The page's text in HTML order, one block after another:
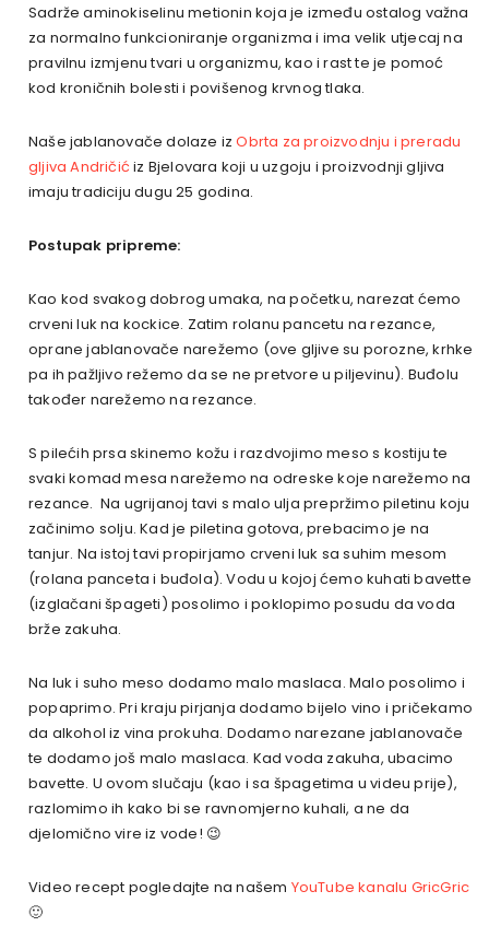
Sadrže aminokiselinu metionin koja je između ostalog važna
za normalno funkcioniranje organizma i ima velik utjecaj na
pravilnu izmjenu tvari u organizmu, kao i rast te je pomoć
kod kroničnih bolesti i povišenog krvnog tlaka.
Naše jablanovače dolaze izObrta za proizvodnju i preradu
gljiva Andričić iz Bjelovara koji u uzgoju i proizvodnji gljiva
imaju tradiciju dugu 25 godina.
Postupak pripreme:
Kao kod svakog dobrog umaka, na početku, narezat ćemo
crveni luk na kockice. Zatim rolanu pancetu na rezance,
oprane jablanovače narežemo (ove gljive su porozne, krhke
pa ih pažljivo režemo da se ne pretvore u piljevinu). Buđolu
također narežemo na rezance.
S pilećih prsa skinemo kožu i razdvojimo meso s kostiju te
svaki komad mesa narežemo na odreske koje narežemo na
rezance. Na ugrijanoj tavi s malo ulja prepržimo piletinu koju
začinimo solju. Kad je piletina gotova, prebacimo je na
tanjur. Na istoj tavi propirjamo crveni luk sa suhim mesom
(rolana panceta i buđola). Vodu u kojoj ćemo kuhati bavette
(izglačani špageti) posolimo i poklopimo posudu da voda
brže zakuha.
Na luk i suho meso dodamo malo maslaca. Malo posolimo i
popaprimo. Pri kraju pirjanja dodamo bijelo vino i pričekamo
da alkohol iz vina prokuha. Dodamo narezane jablanovače
te dodamo još malo maslaca. Kad voda zakuha, ubacimo
bavette. U ovom slučaju (kao i sa špagetima u videu prije),
razlomimo ih kako bi se ravnomjerno kuhali, a ne da
djelomično vire iz vode! 😉
Video recept pogledajte na našem YouTube kanalu GricGric
🙂